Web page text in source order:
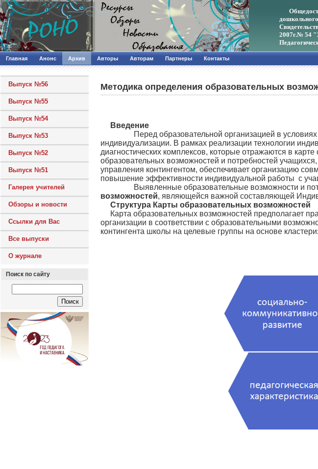
2007г.№ 54
Главная Анонс Архив Авторы Авторам Партнеры Контакты
Выпуск №56
Выпуск №55
Выпуск №54
Выпуск №53
Выпуск №52
Выпуск №51
Галерея учителей
Обзоры и новости
Ссылки для Вас
Все выпуски
О журнале
Поиск по сайту
Методика определения образовательных
Введение
Перед образовательной организацией в условиях
индивидуализации. В рамках реализации технологии
диагностических комплексов, которые отражаются в
образовательных возможностей и потребностей
управления контингентом, обеспечивает организацию
повышение эффективности индивидуальной работы с
Выявленные образовательные возможности и
возможностей, являющейся важной составляющей
Структура Карты образовательных возможностей
Карта образовательных возможностей предполагает
организации в соответствии с образовательными
контингента школы на целевые группы на основе